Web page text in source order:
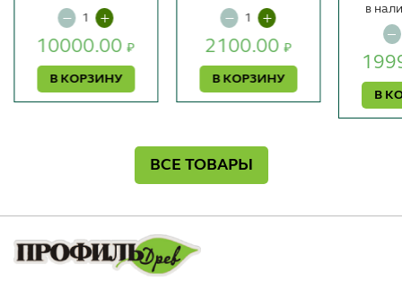
10000.00₽
В КОРЗИНУ
2100.00₽
В КОРЗИНУ
В
в
ВСЕ ТОВАРЫ